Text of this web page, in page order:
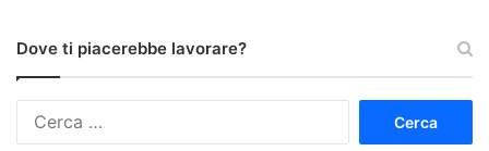
Dove ti piacerebbe lavorare?